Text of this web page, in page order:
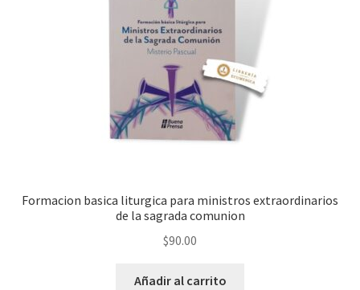
Formacion basica liturgica para ministros extraordinarios
de la sagrada comunion
$90.00
Añadir al carrito